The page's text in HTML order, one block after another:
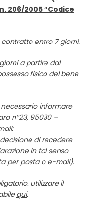
206/2005 “Codice
entro 7 giorni.
a partire dal
fisico del bene
informare
n°23, 95030 –
di recedere
in tal senso
per posta o e-mail).
utilizzare il
qui.